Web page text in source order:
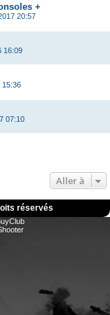
+
20:57
16:09
15:36
07:10
Aller à
réservés